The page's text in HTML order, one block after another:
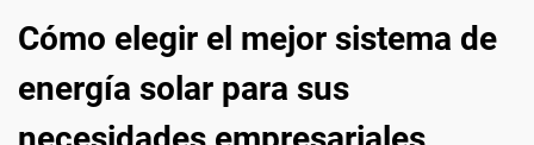
Cómo elegir el mejor sistema de
energía solar para sus